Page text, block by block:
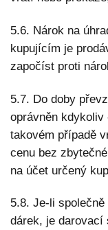
5.6. Nárok na
kupujícím je
započíst proti
5.7. Do doby
oprávněn
takovém případě
cenu bez
na účet určený
5.8. Je-li
dárek, je darovací